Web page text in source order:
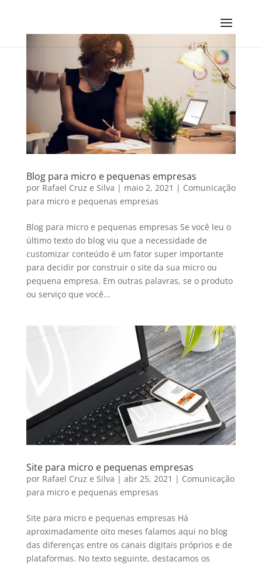
Blog para micro e pequenas empresas
por Rafael Cruz e Silva | maio 2, 2021 | Comunicação
para micro e pequenas empresas
Blog para micro e pequenas empresas Se você leu o
último texto do blog viu que a necessidade de
customizar conteúdo é um fator super importante
para decidir por construir o site da sua micro ou
pequena empresa. Em outras palavras, se o produto
ou serviço que você...
Site para micro e pequenas empresas
por Rafael Cruz e Silva | abr 25, 2021 | Comunicação
para micro e pequenas empresas
Site para micro e pequenas empresas Há
aproximadamente oito meses falamos aqui no blog
das diferenças entre os canais digitais próprios e de
plataformas. No texto seguinte, destacamos os